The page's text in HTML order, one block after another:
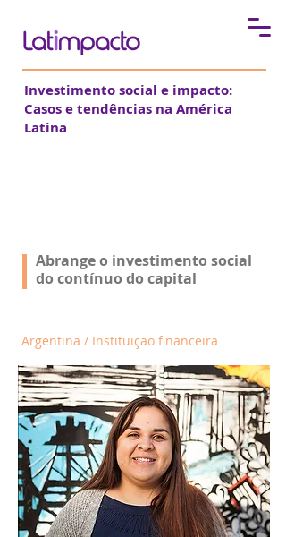
Investimento social e impacto:
Casos e tendências na América
Latina
Abrange o investimento social
do contínuo do capital
Abrange o investimento social
do contínuo do capital
Argentina / Instituição financeira